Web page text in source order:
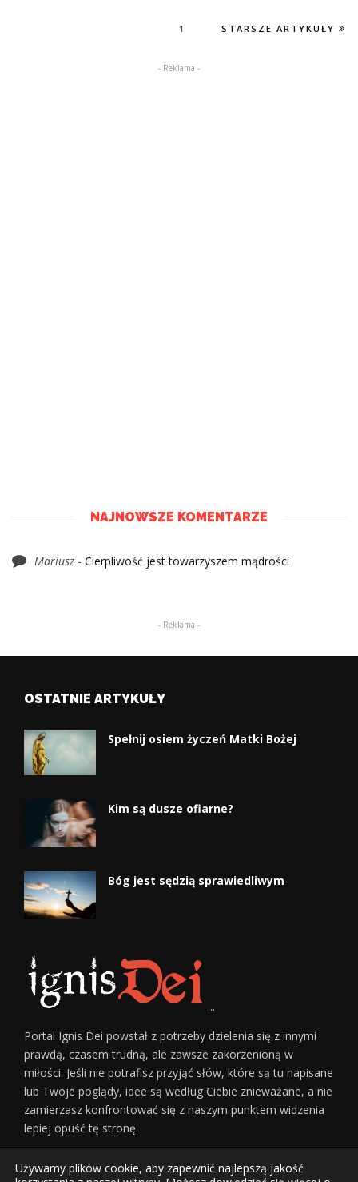
1 STARSZE ARTYKUŁY
- Reklama -
NAJNOWSZE KOMENTARZE
Mariusz - Cierpliwość jest towarzyszem mądrości
- Reklama -
OSTATNIE ARTYKUŁY
Spełnij osiem życzeń Matki Bożej
Kim są dusze ofiarne?
Bóg jest sędzią sprawiedliwym
...
Portal Ignis Dei powstał z potrzeby dzielenia się z innymi
prawdą, czasem trudną, ale zawsze zakorzenioną w
miłości. Jeśli nie potrafisz przyjąć słów, które są tu napisane
lub Twoje poglądy, idee są według Ciebie znieważane, a nie
zamierzasz konfrontować się z naszym punktem widzenia
lepiej opuść tę stronę.
Używamy plików cookie, aby zapewnić najlepszą jakość